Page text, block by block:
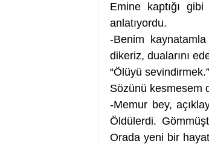
Emine kaptığı
anlatıyordu.
-Benim
dikeriz, dualarını
“Ölüyü sevindirmek.”
Sözünü kesmesem
-Memur bey,
Öldülerdi.
Orada yeni bir